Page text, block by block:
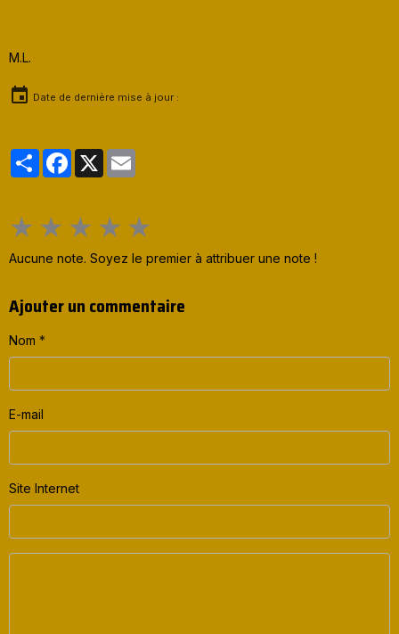
M.L.
Date de dernière mise à jour :
PartagerFacebook
X
★ ★ ★ ★ ★
Aucune note. Soyez le premier à attribuer une note !
Ajouter un commentaire
Nom
E-mail
Site Internet